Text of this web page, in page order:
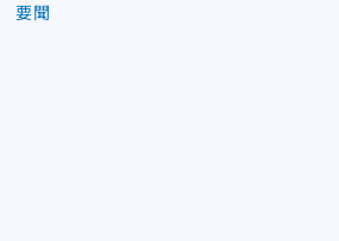
要聞